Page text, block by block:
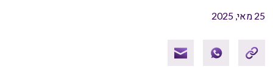
25 מאי, 2025